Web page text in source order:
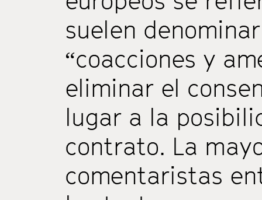
suelen
“coacciones y
eliminar el
lugar a la
contrato. La
comentaristas